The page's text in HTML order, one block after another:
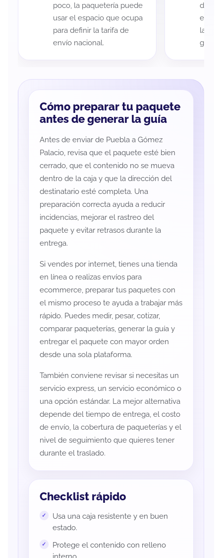
poco, la paquetería puede
usar el espacio que ocupa
para definir la tarifa de
envío nacional.
de
eso
la
guía
Cómo preparar tu paquete
antes de generar la guía
Antes de enviar de Puebla a Gómez
Palacio, revisa que el paquete esté bien
cerrado, que el contenido no se mueva
dentro de la caja y que la dirección del
destinatario esté completa. Una
preparación correcta ayuda a reducir
incidencias, mejorar el rastreo del
paquete y evitar retrasos durante la
entrega.
Si vendes por internet, tienes una tienda
en línea o realizas envíos para
ecommerce, preparar tus paquetes con
el mismo proceso te ayuda a trabajar más
rápido. Puedes medir, pesar, cotizar,
comparar paqueterías, generar la guía y
entregar el paquete con mayor orden
desde una sola plataforma.
También conviene revisar si necesitas un
servicio express, un servicio económico o
una opción estándar. La mejor alternativa
depende del tiempo de entrega, el costo
de envío, la cobertura de paqueterías y el
nivel de seguimiento que quieres tener
durante el traslado.
Checklist rápido
Usa una caja resistente y en buen
estado.
Protege el contenido con relleno